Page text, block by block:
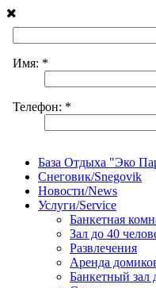
База Отдыха "Эко
Снеговик/Snegovik
Новости/News
Услуги/Service
Банкетная
Зал до 40
Развлечения
Аренда
Банкетный зал